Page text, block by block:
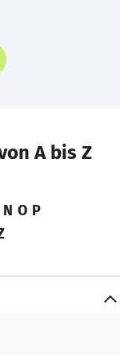
A bis Z
N O P